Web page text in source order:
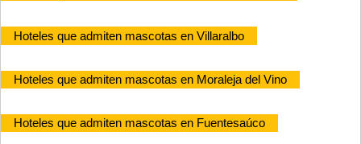
Hoteles que admiten mascotas en Villaralbo
Hoteles que admiten mascotas en Moraleja del Vino
Hoteles que admiten mascotas en Fuentesaúco